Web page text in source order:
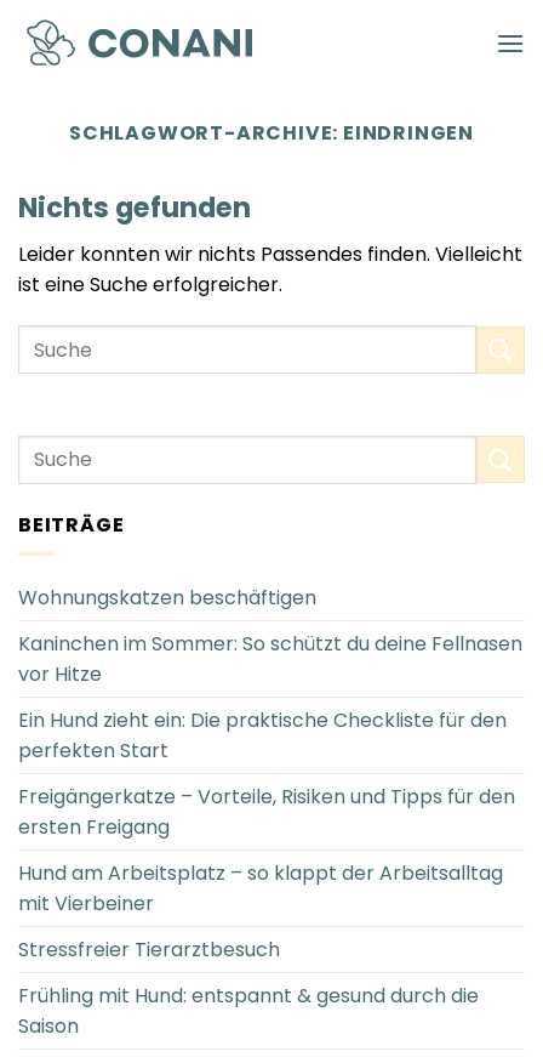
Zum
Inhalt
springen
SCHLAGWORT-ARCHIVE: EINDRINGEN
Nichts gefunden
Leider konnten wir nichts Passendes finden. Vielleicht
ist eine Suche erfolgreicher.
BEITRÄGE
Wohnungskatzen beschäftigen
Kaninchen im Sommer: So schützt du deine Fellnasen
vor Hitze
Ein Hund zieht ein: Die praktische Checkliste für den
perfekten Start
Freigängerkatze – Vorteile, Risiken und Tipps für den
ersten Freigang
Hund am Arbeitsplatz – so klappt der Arbeitsalltag
mit Vierbeiner
Stressfreier Tierarztbesuch
Frühling mit Hund: entspannt & gesund durch die
Saison